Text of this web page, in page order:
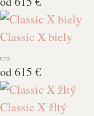
Classic X biely
od615 €
Classic X žltý